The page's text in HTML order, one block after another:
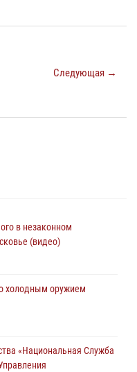
Следующая →
в незаконном
(видео)
холодным оружием
«Национальная Служба